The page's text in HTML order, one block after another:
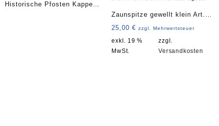
Historische Pfosten Kappe
Zaunspitze gewellt klein Art.
4287
25,00€ zzgl. Mehrwertsteuer
exkl. 19 %
MwSt.
zzgl.
Versandkosten